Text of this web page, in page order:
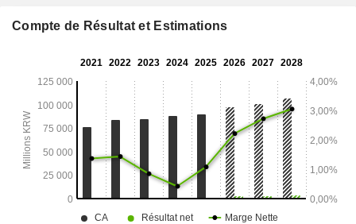
Compte de Résultat et Estimations